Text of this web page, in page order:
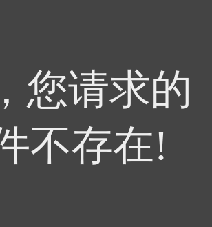
您请求的
不存在!